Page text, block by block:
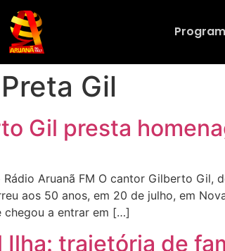
Preta Gil
Gil presta
Rádio Aruanã FM O cantor Gilberto Gil,
aos 50 anos, em 20 de julho, em
chegou a entrar em […]
Ilha: trajetória de